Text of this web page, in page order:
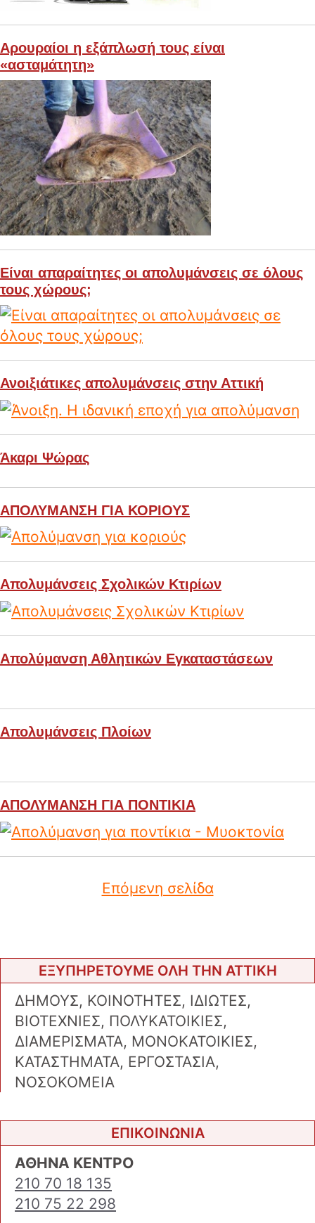
Αρουραίοι η εξάπλωσή τους είναι
«ασταμάτητη»
Είναι απαραίτητες οι απολυμάνσεις σε όλους
τους χώρους;
Ανοιξιάτικες απολυμάνσεις στην Αττική
Άκαρι Ψώρας
ΑΠΟΛΥΜΑΝΣΗ ΓΙΑ ΚΟΡΙΟΥΣ
Απολυμάνσεις Σχολικών Κτιρίων
Απολύμανση Αθλητικών Εγκαταστάσεων
Απολυμάνσεις Πλοίων
ΑΠΟΛΥΜΑΝΣΗ ΓΙΑ ΠΟΝΤΙΚΙΑ
Επόμενη σελίδα
ΕΞΥΠΗΡΕΤΟΥΜΕ ΟΛΗ ΤΗΝ ΑΤΤΙΚΗ
ΔΗΜΟΥΣ, ΚΟΙΝΟΤΗΤΕΣ, ΙΔΙΩΤΕΣ,
ΒΙΟΤΕΧΝΙΕΣ, ΠΟΛΥΚΑΤΟΙΚΙΕΣ,
ΔΙΑΜΕΡΙΣΜΑΤΑ, ΜΟΝΟΚΑΤΟΙΚΙΕΣ,
ΚΑΤΑΣΤΗΜΑΤΑ, ΕΡΓΟΣΤΑΣΙΑ,
ΝΟΣΟΚΟΜΕΙΑ
ΕΠΙΚΟΙΝΩΝΙΑ
ΑΘΗΝΑ ΚΕΝΤΡΟ
210 70 18 135
210 75 22 298